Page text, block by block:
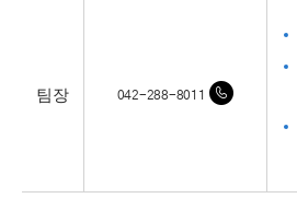
팀장 042-288-8011